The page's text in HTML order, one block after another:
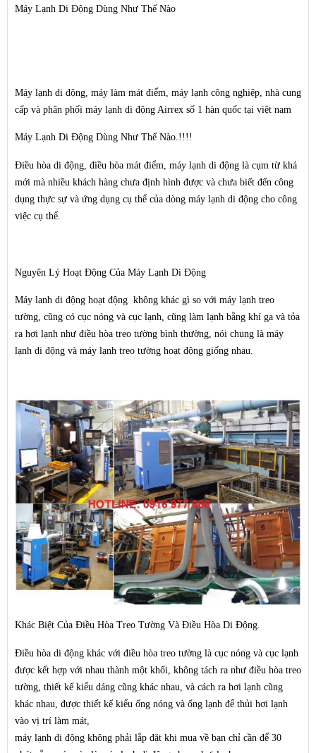
Máy Lạnh Di Động Dùng Như Thế Nào
Máy lạnh di động, máy làm mát điểm, máy lạnh công nghiệp, nhà cung
cấp và phân phối máy lạnh di động Airrex số 1 hàn quốc tại việt nam
Máy Lạnh Di Động Dùng Như Thế Nào.!!!!
Điều hòa di động, điều hòa mát điểm, máy lạnh di động là cụm từ khá
mới mà nhiều khách hàng chưa định hình được và chưa biết đến công
dụng thực sự và ứng dụng cụ thể của dòng máy lạnh di động cho công
việc cụ thể.
Nguyên Lý Hoạt Động Của Máy Lạnh Di Động
Máy lanh di động hoạt động không khác gì so với máy lạnh treo
tường, cũng có cục nóng và cục lạnh, cũng làm lạnh bằng khí ga và tỏa
ra hơi lạnh như điều hòa treo tường bình thường, nói chung là máy
lạnh di động và máy lạnh treo tường hoạt động giống nhau.
Khác Biệt Của Điều Hòa Treo Tường Và Điều Hòa Di Động.
Điều hòa di động khác với điều hòa treo tường là cục nóng và cục lạnh
được kết hợp với nhau thành một khối, không tách ra như điều hòa treo
tường, thiết kế kiểu dáng cũng khác nhau, và cách ra hơi lạnh cũng
khác nhau, được thiết kế kiểu ống nóng và ống lạnh để thủi hơi lạnh
vào vị trí làm mát,
máy lạnh di động không phải lắp đặt khi mua về bạn chỉ cần để 30